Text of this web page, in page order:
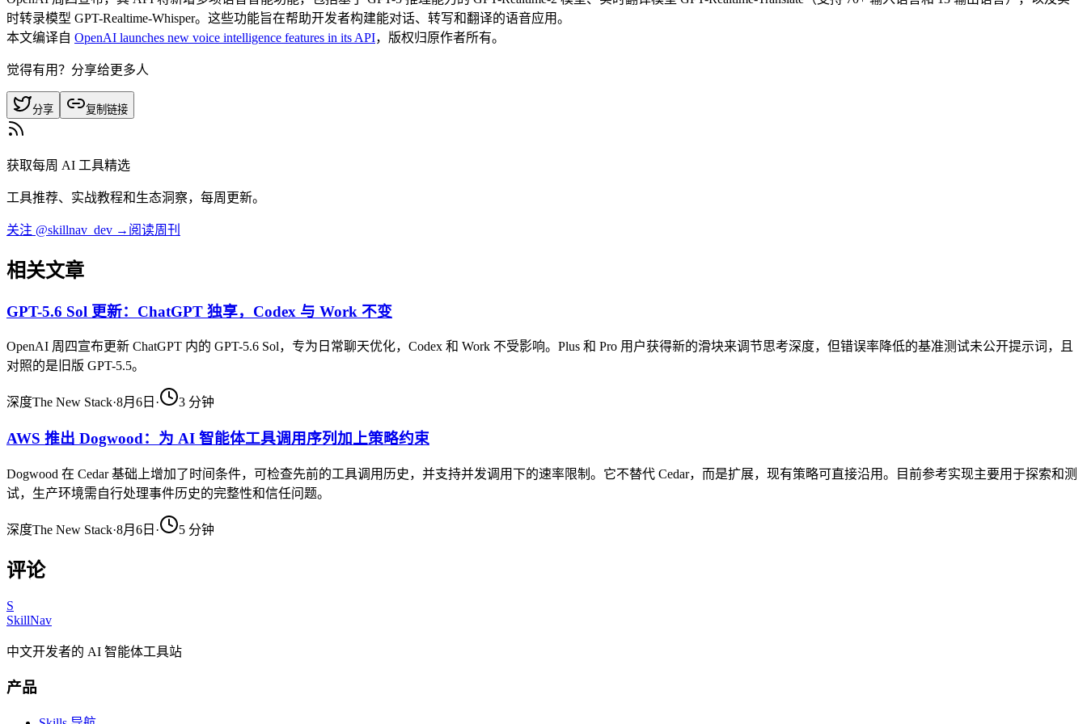
时转录模型 GPT-Realtime-Whisper。这些功能旨在帮助开发者构建能对话、转写和翻译的语音应用。
本文编译自 OpenAI launches new voice intelligence features in its API，版权归原作者所有。
觉得有用？分享给更多人
分享 复制链接
获取每周 AI 工具精选
工具推荐、实战教程和生态洞察，每周更新。
关注 @skillnav_dev → 阅读周刊
相关文章
GPT-5.6 Sol 更新：ChatGPT 独享，Codex 与 Work 不变
OpenAI 周四宣布更新 ChatGPT 内的 GPT-5.6 Sol，专为日常聊天优化，Codex 和 Work 不受影响。Plus 和 Pro 用户获得新的滑块来调节思考深度，但错误率降低的基准测试未公开提示词，且
对照的是旧版 GPT-5.5。
深度The New Stack·8月6日 · 3 分钟
AWS 推出 Dogwood：为 AI 智能体工具调用序列加上策略约束
Dogwood 在 Cedar 基础上增加了时间条件，可检查先前的工具调用历史，并支持并发调用下的速率限制。它不替代 Cedar，而是扩展，现有策略可直接沿用。目前参考实现主要用于探索和测
试，生产环境需自行处理事件历史的完整性和信任问题。
深度The New Stack·8月6日 · 5 分钟
评论
S
SkillNav
中文开发者的 AI 智能体工具站
产品